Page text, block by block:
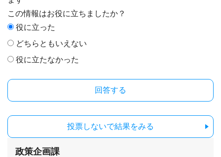
この情報はお役に立ちましたか？
役に立った
どちらともいえない
役に立たなかった
投票しないで結果をみる
政策企画課